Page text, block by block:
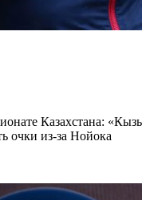
Казахстана:
очки из-за Нойока